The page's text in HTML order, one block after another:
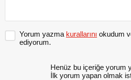
Yorum yazma kurallarını okudum
ediyorum.
Henüz bu içeriğe yorum
İlk yorum yapan olmak